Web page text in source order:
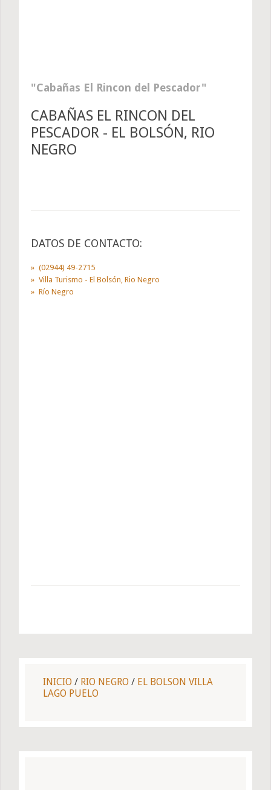
Cabañas El Rincon del Pescador
CABAÑAS EL RINCON DEL
PESCADOR - EL BOLSÓN, RIO
NEGRO
DATOS DE CONTACTO:
(02944) 49-2715
Villa Turismo - El Bolsón, Rio Negro
Río Negro
INICIO / RIO NEGRO / EL BOLSON VILLA
LAGO PUELO